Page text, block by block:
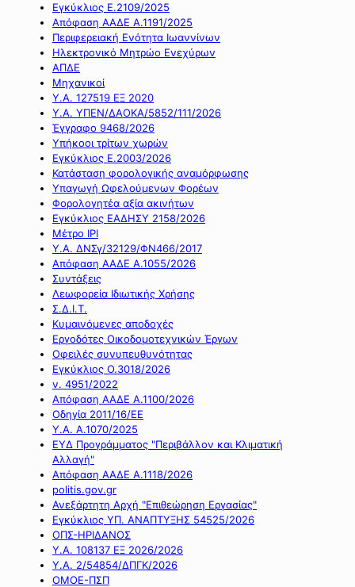
Εγκύκλιος Ε.2109/2025
Απόφαση ΑΑΔΕ Α.1191/2025
Περιφερειακή Ενότητα Ιωαννίνων
Ηλεκτρονικό Μητρώο Ενεχύρων
ΑΠΔΕ
Μηχανικοί
Υ.Α. 127519 ΕΞ 2020
Υ.Α. ΥΠΕΝ/ΔΑΟΚΑ/5852/111/2026
Έγγραφο 9468/2026
Υπήκοοι τρίτων χωρών
Εγκύκλιος Ε.2003/2026
Κατάσταση φορολογικής αναμόρφωσης
Υπαγωγή Ωφελούμενων Φορέων
Φορολογητέα αξία ακινήτων
Εγκύκλιος ΕΑΔΗΣΥ 2158/2026
Μέτρο IPI
Υ.Α. ΔΝΣγ/32129/ΦΝ466/2017
Απόφαση ΑΑΔΕ Α.1055/2026
Συντάξεις
Λεωφορεία Ιδιωτικής Χρήσης
Σ.Δ.Ι.Τ.
Κυμαινόμενες αποδοχές
Εργοδότες Οικοδομοτεχνικών Έργων
Οφειλές συνυπευθυνότητας
Εγκύκλιος Ο.3018/2026
ν. 4951/2022
Απόφαση ΑΑΔΕ Α.1100/2026
Οδηγία 2011/16/ΕΕ
Υ.Α. Α.1070/2025
ΕΥΔ Προγράμματος "Περιβάλλον και Κλιματική
Αλλαγή"
Απόφαση ΑΑΔΕ Α.1118/2026
politis.gov.gr
Ανεξάρτητη Αρχή "Επιθεώρηση Εργασίας"
Εγκύκλιος ΥΠ. ΑΝΑΠΤΥΞΗΣ 54525/2026
ΟΠΣ-ΗΡΙΔΑΝΟΣ
Υ.Α. 108137 ΕΞ 2026/2026
Υ.Α. 2/54854/ΔΠΓΚ/2026
ΟΜΟΕ-ΠΣΠ